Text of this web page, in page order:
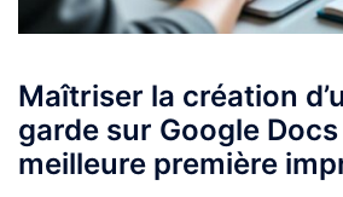
Maîtriser la création
garde sur Google
meilleure première